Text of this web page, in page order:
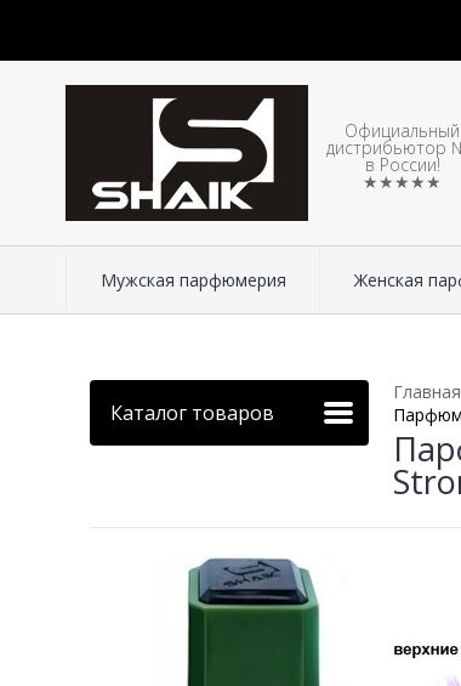
Официальный
дистрибьютор
в России!
★★★★★
Мужская парфюмерия Женская
Каталог товаров
Главная